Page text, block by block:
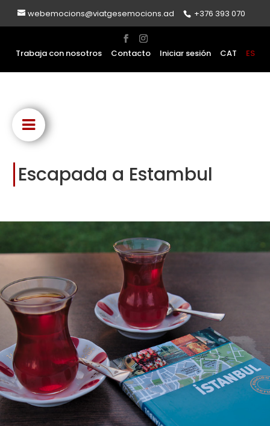
webemocions@viatgesemocions.ad +376 393 070
Trabaja con nosotros Contacto Iniciar sesión CAT ES
Escapada a Estambul